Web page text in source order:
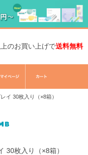
のお買い上げで送料無料
イ 30枚入り（×8箱）
30枚入り（×8箱）